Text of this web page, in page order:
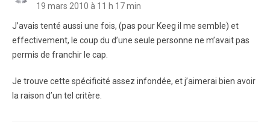
19 mars 2010 à 11 h 17 min
J’avais tenté aussi une fois, (pas pour Keeg il me semble) et
effectivement, le coup du d’une seule personne ne m’avait pas
permis de franchir le cap.
Je trouve cette spécificité assez infondée, et j’aimerai bien avoir
la raison d’un tel critère.